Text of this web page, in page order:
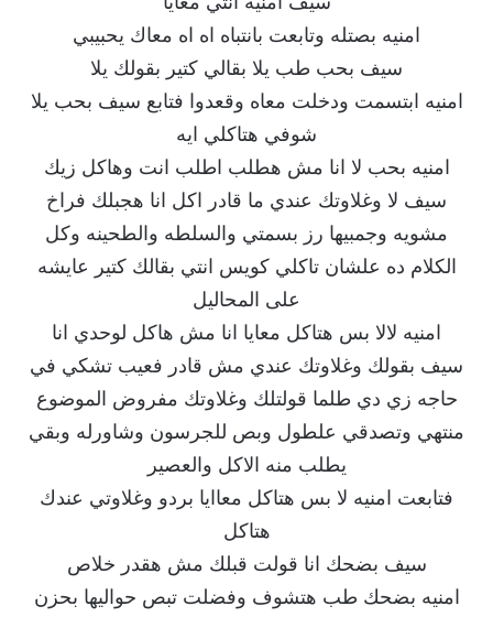
امنيه بصتله وتابعت بانتباه اه اه معاك يحبيبي
سيف بحب طب يلا بقالي كتير بقولك يلا
امنيه ابتسمت ودخلت معاه وقعدوا فتابع سيف بحب يلا
شوفي هتاكلي ايه
امنيه بحب لا انا مش هطلب اطلب انت وهاكل زيك
سيف لا وغلاوتك عندي ما قادر اكل انا هجبلك فراخ
مشويه وجمبيها رز بسمتي والسلطه والطحينه وكل
الكلام ده علشان تاكلي كويس انتي بقالك كتير عايشه
على المحاليل
امنيه لالا بس هتاكل معايا انا مش هاكل لوحدي انا
سيف بقولك وغلاوتك عندي مش قادر فعيب تشكي في
حاجه زي دي طلما قولتلك وغلاوتك مفروض الموضوع
منتهي وتصدقي علطول وبص للجرسون وشاورله وبقي
يطلب منه الاكل والعصير
فتابعت امنيه لا بس هتاكل معاايا بردو وغلاوتي عندك
هتاكل
سيف بضحك انا قولت قبلك مش هقدر خلاص
امنيه بضحك طب هتشوف وفضلت تبص حواليها بحزن